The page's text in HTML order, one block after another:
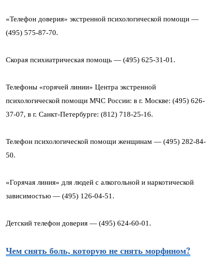
«Телефон доверия» экстренной психологической помощи —
(495) 575-87-70.
Скорая психиатрическая помощь — (495) 625-31-01.
Телефоны «горячей линии» Центра экстренной
психологической помощи МЧС России: в г. Москве: (495) 626-
37-07, в г. Санкт-Петербурге: (812) 718-25-16.
Телефон психологической помощи женщинам — (495) 282-84-
50.
«Горячая линия» для людей с алкогольной и наркотической
зависимостью — (495) 126-04-51.
Детский телефон доверия — (495) 624-60-01.
Чем снять боль, которую не снять морфином?